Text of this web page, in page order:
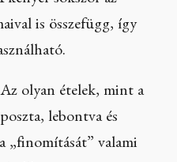
is összefügg, így
olyan ételek, mint a
lebontva és
„finomítását” valami